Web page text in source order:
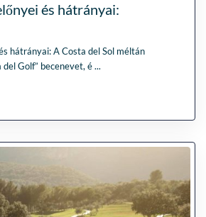
és hátrányai:
hátrányai: A Costa del Sol méltán
del Golf” becenevet, é...